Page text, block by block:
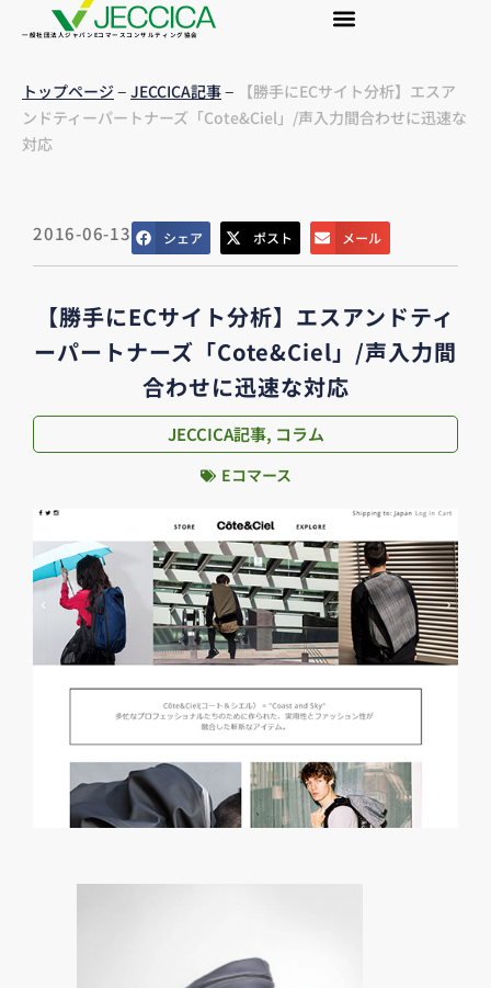
一般社団法人ジャパンEコマースコンサルティング協会
トップページ– JECCICA記事– 【勝手にECサイト分析】エスア
ンドティーパートナーズ「Cote&Ciel」/声入力間合わせに迅速な
対応
2016-06-13 シェア ポスト メール
【勝手にECサイト分析】エスアンドティ
ーパートナーズ「Cote&Ciel」/声入力間
合わせに迅速な対応
JECCICA記事, コラム
Eコマース